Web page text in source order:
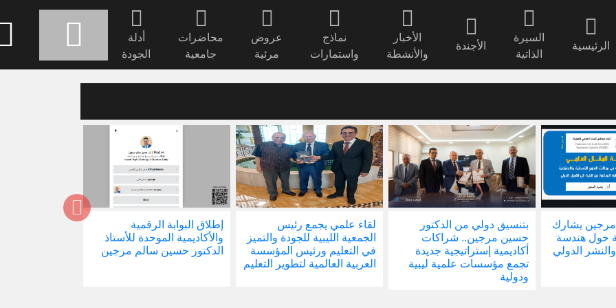
الرئيسية
السيرة
الذاتية
الأجندة
الأخبار
والأنشطة
نماذج
واستمارات
عروض
مرئية
محاضرات
جامعية
أدلة
الجودة
مرجين يشارك
حول هندسة
الدولي
بتنسيق دولي من الدكتور
حسين مرجين.. شراكات
أكاديمية إستراتيجية جديدة
تجمع مؤسسات علمية ليبية
ودولية
لقاء علمي يجمع رئيس
الجمعية الليبية للجودة والتميز
في التعليم ورئيس المؤسسة
العربية العالمية لتطوير التعليم
إطلاق البوابة الرقمية
والأكاديمية الموحدة للأستاذ
الدكتور حسين سالم مرجين